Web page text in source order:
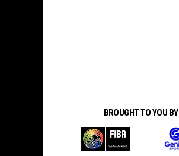
BROUGHT TO YOU BY